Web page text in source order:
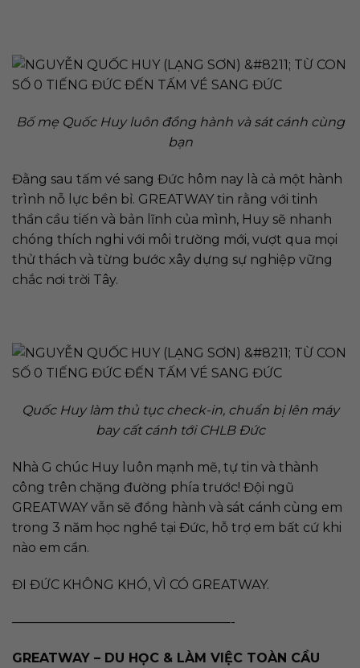
Bố mẹ Quốc Huy luôn đồng hành và sát cánh cùng
bạn
Đằng sau tấm vé sang Đức hôm nay là cả một hành
trình nỗ lực bền bỉ. GREATWAY tin rằng với tinh
thần cầu tiến và bản lĩnh của mình, Huy sẽ nhanh
chóng thích nghi với môi trường mới, vượt qua mọi
thử thách và từng bước xây dựng sự nghiệp vững
chắc nơi trời Tây.
Quốc Huy làm thủ tục check-in, chuẩn bị lên máy
bay cất cánh tới CHLB Đức
Nhà G chúc Huy luôn mạnh mẽ, tự tin và thành
công trên chặng đường phía trước! Đội ngũ
GREATWAY vẫn sẽ đồng hành và sát cánh cùng em
trong 3 năm học nghề tại Đức, hỗ trợ em bất cứ khi
nào em cần.
ĐI ĐỨC KHÔNG KHÓ, VÌ CÓ GREATWAY.
—————————————————-
GREATWAY – DU HỌC & LÀM VIỆC TOÀN CẦU